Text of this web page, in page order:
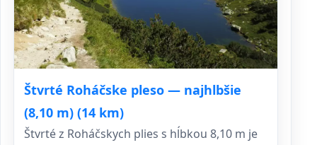
Štvrté Roháčske pleso — najhlbšie
(8,10 m) (14 km)
Štvrté z Roháčskych plies s hĺbkou 8,10 m je